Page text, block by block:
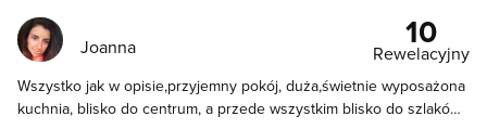
Joanna 10
Rewelacyjny
Wszystko jak w opisie,przyjemny pokój, duża,świetnie wyposażona
kuchnia, blisko do centrum, a przede wszystkim blisko do szlaków